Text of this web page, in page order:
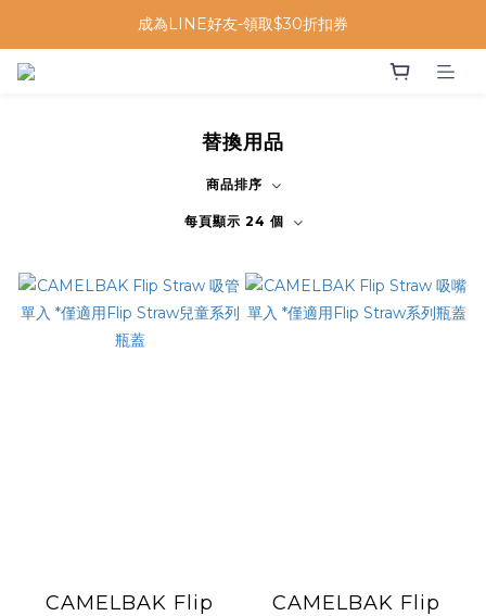
成為LINE好友-領取$30折扣券
替換用品
商品排序
每頁顯示 24 個
CAMELBAK Flip
CAMELBAK Flip